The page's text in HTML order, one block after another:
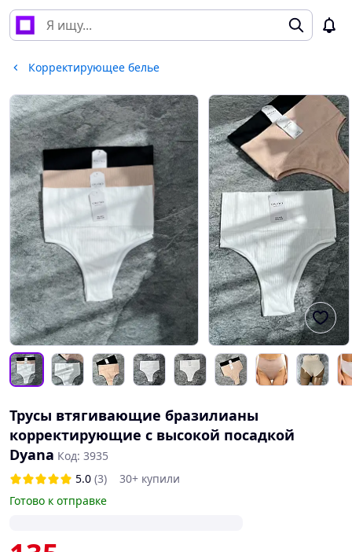
Корректирующее белье
Трусы втягивающие бразилианы
корректирующие с высокой посадкой
Dyana Код: 3935
5.0 (3)
30+ купили
Готово к отправке